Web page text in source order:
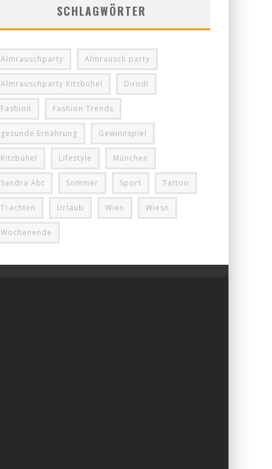
SCHLAGWÖRTER
Almrauschparty Almrausch party
Almrauschparty Kitzbühel Dirndl
Fashion Fashion Trends
gesunde Ernährung Gewinnspiel
Kitzbühel Lifestyle München
Sandra Abt Sommer Sport Tattoo
Trachten Urlaub Wien Wiesn
Wochenende